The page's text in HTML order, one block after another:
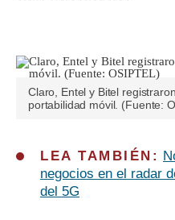
Claro, Entel y Bitel
portabilidad móvil. (Fuente:
LEA TAMBIÉN:
negocios en el radar
del 5G